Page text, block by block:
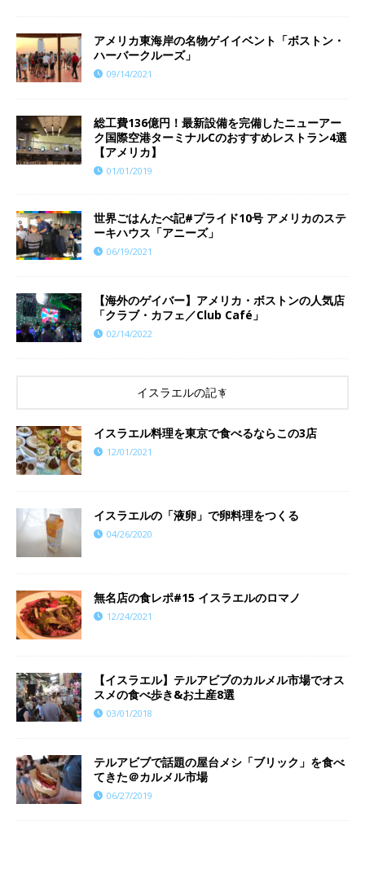
アメリカ東海岸の名物ゲイイベント「ボストン・
ハーバークルーズ」
09/14/2021
総工費136億円！最新設備を完備したニューアー
ク国際空港ターミナルCのおすすめレストラン4選
【アメリカ】
01/01/2019
世界ごはんたべ記#プライド10号 アメリカのステ
ーキハウス「アニーズ」
06/19/2021
【海外のゲイバー】アメリカ・ボストンの人気店
「クラブ・カフェ／Club Café」
02/14/2022
イスラエルの記事
イスラエル料理を東京で食べるならこの3店
12/01/2021
イスラエルの「液卵」で卵料理をつくる
04/26/2020
​​無名店の食レポ#15 イスラエルのロマノ
12/24/2021
【イスラエル】テルアビブのカルメル市場でオス
スメの食べ歩き&お土産8選
03/01/2018
テルアビブで話題の屋台メシ「ブリック」を食べ
てきた＠カルメル市場
06/27/2019